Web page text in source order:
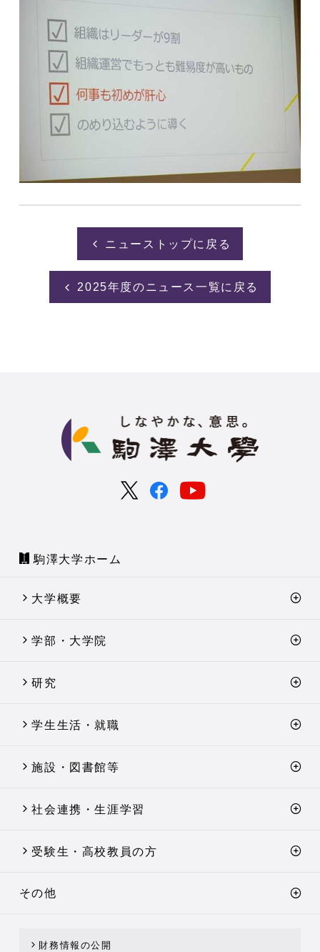
ニューストップに戻る
2025年度のニュース一覧に戻る
駒澤大学ホーム
大学概要
学部・大学院
研究
学生生活・就職
施設・図書館等
社会連携・生涯学習
受験生・高校教員の方
その他
財務情報の公開